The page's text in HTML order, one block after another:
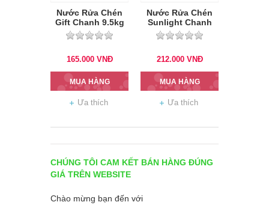
Nước Rửa Chén
Gift Chanh 9.5kg
165.000 VNĐ
MUA HÀNG
Ưa thích
Nước Rửa Chén
Sunlight Chanh
9.5kg
212.000 VNĐ
MUA HÀNG
Ưa thích
CHÚNG TÔI CAM KẾT BÁN HÀNG ĐÚNG
GIÁ TRÊN WEBSITE
Chào mừng bạn đến với